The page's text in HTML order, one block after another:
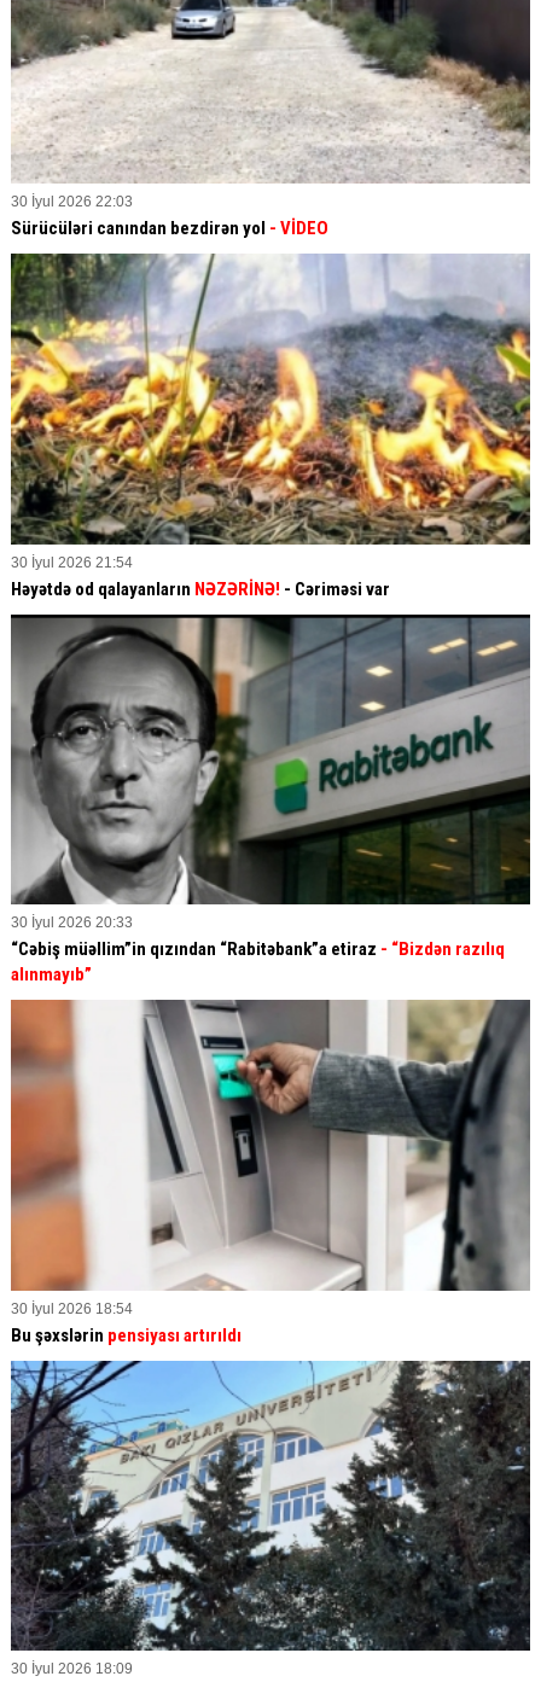
30 İyul 2026 22:03
Sürücüləri canından bezdirən yol - VİDEO
30 İyul 2026 21:54
Həyətdə od qalayanların NƏZƏRİNƏ! - Cəriməsi var
30 İyul 2026 20:33
“Cəbiş müəllim”in qızından “Rabitəbank”a etiraz - “Bizdən razılıq
alınmayıb”
30 İyul 2026 18:54
Bu şəxslərin pensiyası artırıldı
30 İyul 2026 18:09